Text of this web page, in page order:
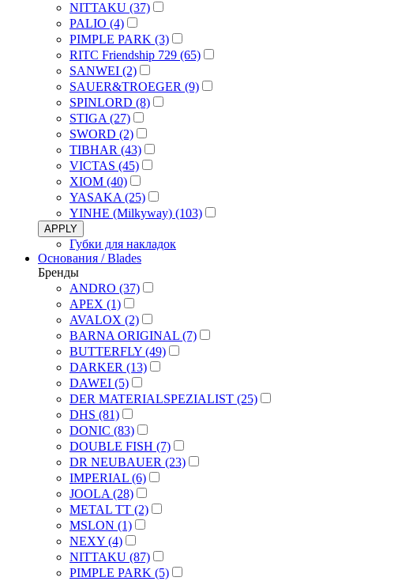
NITTAKU (37)
PALIO (4)
PIMPLE PARK (3)
RITC Friendship 729 (65)
SANWEI (2)
SAUER&TROEGER (9)
SPINLORD (8)
STIGA (27)
SWORD (2)
TIBHAR (43)
VICTAS (45)
XIOM (40)
YASAKA (25)
YINHE (Milkyway) (103)
APPLY
Губки для накладок
Основания / Blades
Бренды
ANDRO (37)
APEX (1)
AVALOX (2)
BARNA ORIGINAL (7)
BUTTERFLY (49)
DARKER (13)
DAWEI (5)
DER MATERIALSPEZIALIST (25)
DHS (81)
DONIC (83)
DOUBLE FISH (7)
DR NEUBAUER (23)
IMPERIAL (6)
JOOLA (28)
METAL TT (2)
MSLON (1)
NEXY (4)
NITTAKU (87)
PIMPLE PARK (5)